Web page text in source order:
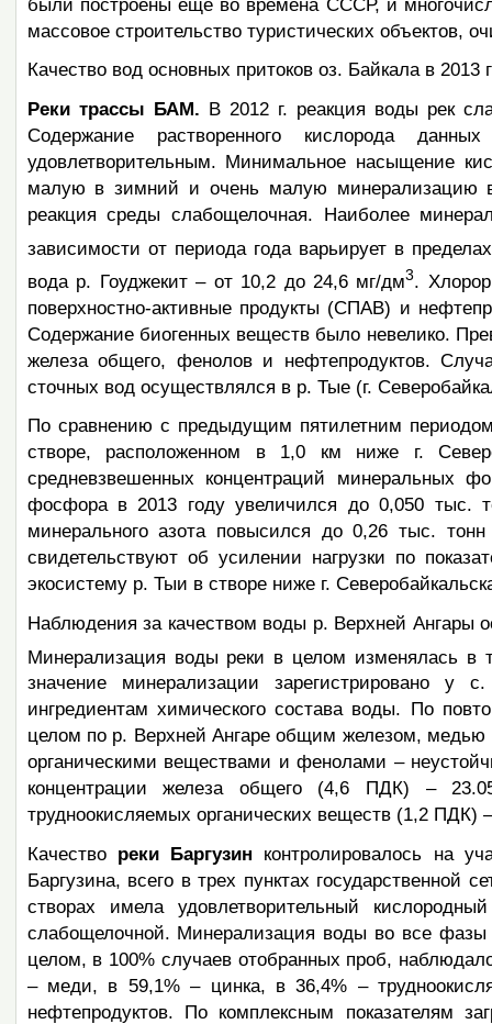
были построены еще во времена СССР, и
массовое строительство туристических объектов,
Качество вод основных притоков оз. Байкала в
Реки трассы БАМ. В 2012 г. реакция воды рек
Содержание растворенного кислорода
удовлетворительным. Минимальное насыщение
малую в зимний и очень малую минерализацию
реакция среды слабощелочная. Наиболее
зависимости от периода года варьирует в
вода р. Гоуджекит – от 10,2 до 24,6 мг/дм3.
поверхностно-активные продукты (СПАВ) и
Содержание биогенных веществ было невелико.
железа общего, фенолов и нефтепродуктов.
сточных вод осуществлялся в р. Тые (г.
По сравнению с предыдущим пятилетним
створе, расположенном в 1,0 км ниже г.
средневзвешенных концентраций
фосфора в 2013 году увеличился до 0,050 тыс.
минерального азота повысился до 0,26 тыс.
свидетельствуют об усилении нагрузки по
экосистему р. Тыи в створе ниже г.
Наблюдения за качеством воды р. Верхней Ангары
Минерализация воды реки в целом изменялась в
значение минерализации зарегистрировано
ингредиентам химического состава воды. По
целом по р. Верхней Ангаре общим железом, медью
органическими веществами и фенолами –
концентрации железа общего (4,6 ПДК) –
трудноокисляемых органических веществ (1,2 ПДК)
Качество реки Баргузин контролировалось на
Баргузина, всего в трех пунктах
створах имела удовлетворительный
слабощелочной. Минерализация воды во все фазы
целом, в 100% случаев отобранных проб,
– меди, в 59,1% – цинка, в 36,4% –
нефтепродуктов. По комплексным показателям